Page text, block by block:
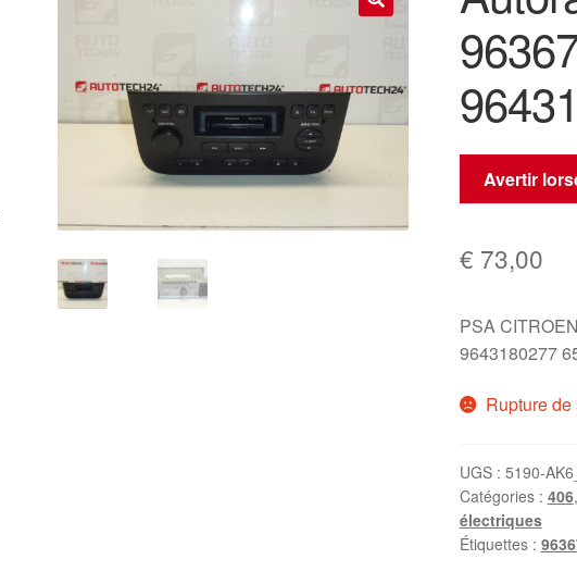
Avertir
€ 73,00
PSA
9643180277
Rupture de
UGS : 5190-
Catégories : 406
électriques
Étiquettes :